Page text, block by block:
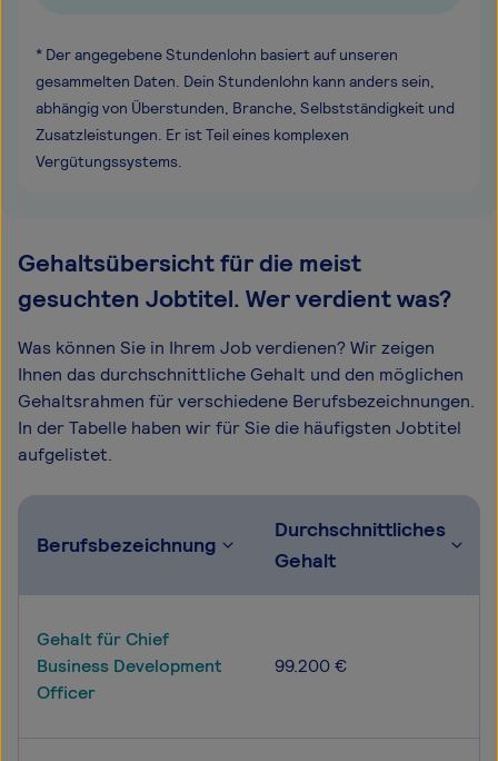
* Der angegebene Stundenlohn basiert auf unseren
gesammelten Daten. Dein Stundenlohn kann anders sein,
abhängig von Überstunden, Branche, Selbstständigkeit und
Zusatzleistungen. Er ist Teil eines komplexen
Vergütungssystems.
Gehaltsübersicht für die meist
gesuchten Jobtitel. Wer verdient was?
Was können Sie in Ihrem Job verdienen? Wir zeigen
Ihnen das durchschnittliche Gehalt und den möglichen
Gehaltsrahmen für verschiedene Berufsbezeichnungen.
In der Tabelle haben wir für Sie die häufigsten Jobtitel
aufgelistet.
Berufsbezeichnung
Durchschnittliches
Gehalt
Gehalt für Chief
Business Development
Officer
99.200 €